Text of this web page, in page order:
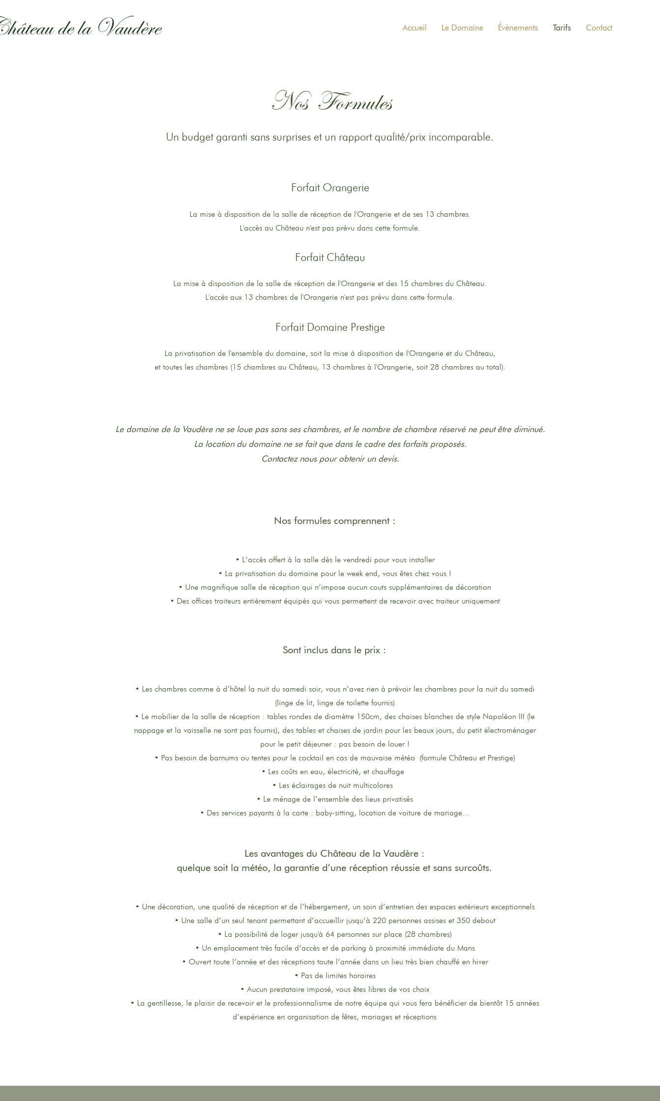
Accueil Le Domaine Évènements Tarifs Contact
Nos Formules
Un budget garanti sans surprises et un rapport qualité/prix incomparable.
Forfait Orangerie
La mise à disposition de la salle de réception de l'Orangerie et de ses 13 chambres.
L'accès au Château n'est pas prévu dans cette formule.
Forfait Château
La mise à disposition de la salle de réception de l'Orangerie et des 15 chambres du Château.
L'accès aux 13 chambres de l'Orangerie n'est pas prévu dans cette formule.
Forfait Domaine Prestige
La privatisation de l'ensemble du domaine, soit la mise à disposition de l'Orangerie et du Château,
et toutes les chambres (15 chambres au Château, 13 chambres à l'Orangerie, soit 28 chambres au total).
Le domaine de la Vaudère ne se loue pas sans ses chambres, et le nombre de chambre réservé ne peut être diminué.
La location du domaine ne se fait que dans le cadre des forfaits proposés.
Contactez nous pour obtenir un devis.
Nos formules comprennent :
• L’accès offert à la salle dès le vendredi pour vous installer
• La privatisation du domaine pour le week end, vous êtes chez vous !
• Une magnifique salle de réception qui n’impose aucun couts supplémentaires de décoration
• Des offices traiteurs entièrement équipés qui vous permettent de recevoir avec traiteur uniquement
Sont inclus dans le prix :
• Les chambres comme à d’hôtel la nuit du samedi soir, vous n’avez rien à prévoir les chambres pour la nuit du samedi
(linge de lit, linge de toilette fournis)
• Le mobilier de la salle de réception : tables rondes de diamètre 150cm, des chaises blanches de style Napoléon III (le
nappage et la vaisselle ne sont pas fournis), des tables et chaises de jardin pour les beaux jours, du petit électroménager
pour le petit déjeuner : pas besoin de louer !
• Pas besoin de barnums ou tentes pour le cocktail en cas de mauvaise météo (formule Château et Prestige)
• Les coûts en eau, électricité, et chauffage
• Les éclairages de nuit multicolores
• Le ménage de l’ensemble des lieux privatisés
• Des services payants à la carte : baby-sitting, location de voiture de mariage…
Les avantages du Château de la Vaudère :
quelque soit la météo, la garantie d’une réception réussie et sans surcoûts.
• Une décoration, une qualité de réception et de l’hébergement, un soin d’entretien des espaces extérieurs exceptionnels
• Une salle d’un seul tenant permettant d’accueillir jusqu’à 220 personnes assises et 350 debout
• La possibilité de loger jusqu'à 64 personnes sur place (28 chambres)
• Un emplacement très facile d’accès et de parking à proximité immédiate du Mans
• Ouvert toute l’année et des réceptions toute l’année dans un lieu très bien chauffé en hiver
• Pas de limites horaires
• Aucun prestataire imposé, vous êtes libres de vos choix
• La gentillesse, le plaisir de recevoir et le professionnalisme de notre équipe qui vous fera bénéficier de bientôt 15 années
d’expérience en organisation de fêtes, mariages et réceptions